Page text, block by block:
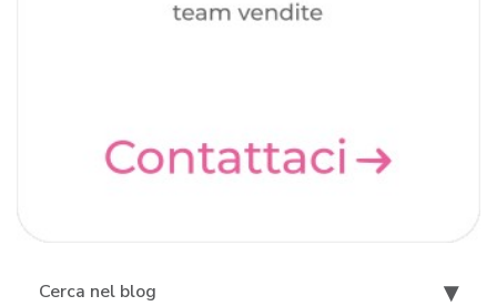
Cerca nel blog